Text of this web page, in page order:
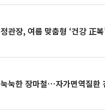
정관장, 여름 맞춤형 ‘건강 正
눅눅한 장마철…자가면역질환